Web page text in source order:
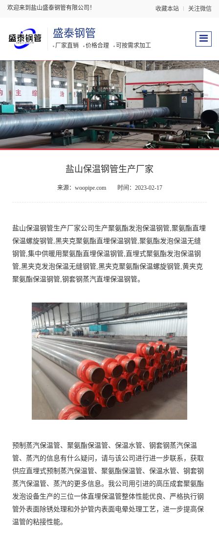
欢迎来到盐山盛泰钢管有限公司！ 收藏本站 关注微信
盛泰钢管
厂家直销 价格合理 可按需求加工
盐山保温钢管生产厂家
来源：woopipe.com 时间：2023-02-17
盐山保温钢管生产厂家公司生产聚氨酯发泡保温钢管,聚氨酯直埋
保温螺旋钢管,黑夹克聚氨酯直埋保温钢管,聚氨酯发泡保温无缝
钢管,集中供暖用聚氨酯直埋保温钢管,直埋式聚氨酯发泡保温钢
管,黑夹克发泡保温无缝钢管,黑夹克聚氨酯保温螺旋钢管,黄夹克
聚氨酯保温钢管,钢套钢蒸汽直埋保温钢管。
预制蒸汽保温管、聚氨酯保温管、保温水管、钢套钢蒸汽保温
管、蒸汽的信息有什么疑问，请与该公司进行进一步联系，获取
供应直埋式预制蒸汽保温管、聚氨酯保温管、保温水管、钢套钢
蒸汽保温管、蒸汽的更多信息。我公司用引进的高压成套聚氨酯
发泡设备生产的三位一体直埋保温管整体性能优良、严格执行钢
管外表面除锈处理和外护管内表面电晕处理工艺，进一步提高保
温管的粘接性能。